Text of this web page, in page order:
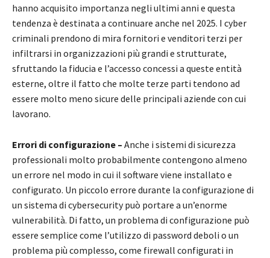
hanno acquisito importanza negli ultimi anni e questa
tendenza è destinata a continuare anche nel 2025. I cyber
criminali prendono di mira fornitori e venditori terzi per
infiltrarsi in organizzazioni più grandi e strutturate,
sfruttando la fiducia e l’accesso concessi a queste entità
esterne, oltre il fatto che molte terze parti tendono ad
essere molto meno sicure delle principali aziende con cui
lavorano.
Errori di configurazione – Anche i sistemi di sicurezza
professionali molto probabilmente contengono almeno
un errore nel modo in cui il software viene installato e
configurato. Un piccolo errore durante la configurazione di
un sistema di cybersecurity può portare a un’enorme
vulnerabilità. Di fatto, un problema di configurazione può
essere semplice come l’utilizzo di password deboli o un
problema più complesso, come firewall configurati in